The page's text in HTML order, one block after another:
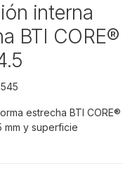
interna
BTI CORE®
estrecha BTI CORE®
mm y superficie